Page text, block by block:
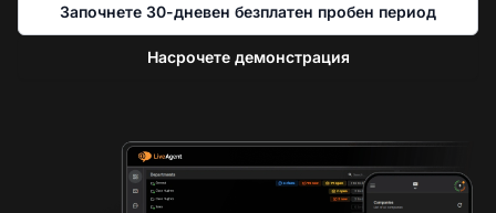
Започнете 30-дневен безплатен пробен период
Насрочете демонстрация